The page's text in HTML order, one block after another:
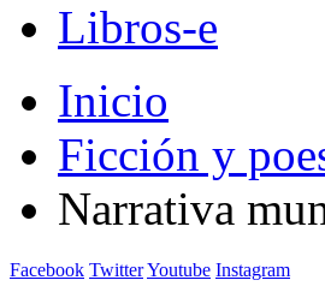
Libros-e
Inicio
Ficción y
Narrativa
Facebook TwitterYoutube Instagram